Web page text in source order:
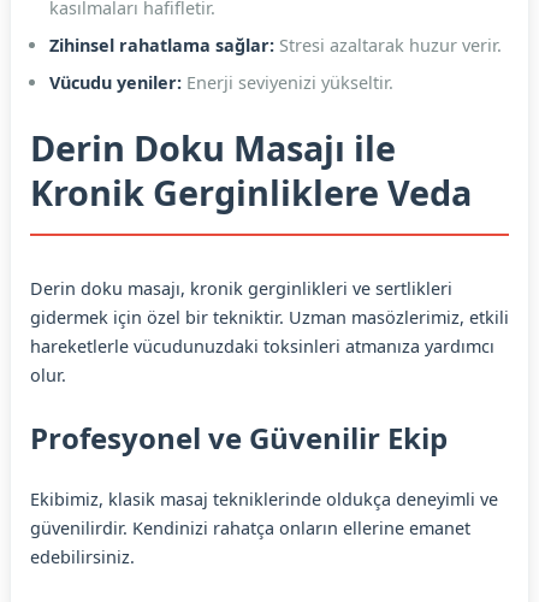
kasılmaları hafifletir.
Zihinsel rahatlama sağlar: Stresi azaltarak huzur verir.
Vücudu yeniler: Enerji seviyenizi yükseltir.
Derin Doku Masajı ile
Kronik Gerginliklere Veda
Derin doku masajı, kronik gerginlikleri ve sertlikleri
gidermek için özel bir tekniktir. Uzman masözlerimiz, etkili
hareketlerle vücudunuzdaki toksinleri atmanıza yardımcı
olur.
Profesyonel ve Güvenilir Ekip
Ekibimiz, klasik masaj tekniklerinde oldukça deneyimli ve
güvenilirdir. Kendinizi rahatça onların ellerine emanet
edebilirsiniz.